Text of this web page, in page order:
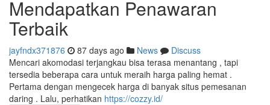
Mendapatkan Penawaran
Terbaik
jayfndx371876 87 days ago News
Discuss
Mencari akomodasi terjangkau bisa terasa menantang , tapi
tersedia beberapa cara untuk meraih harga paling hemat .
Pertama dengan mengecek harga di banyak situs pemesanan
daring . Lalu, perhatikan https://cozzy.id/